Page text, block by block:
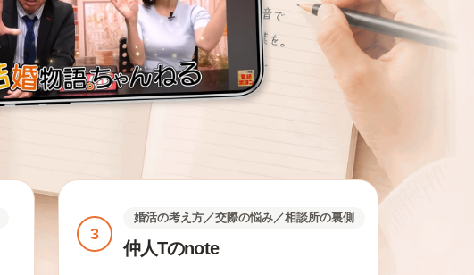
3
婚活の考え方／交際の悩み／相談所の裏側
仲人Tのnote